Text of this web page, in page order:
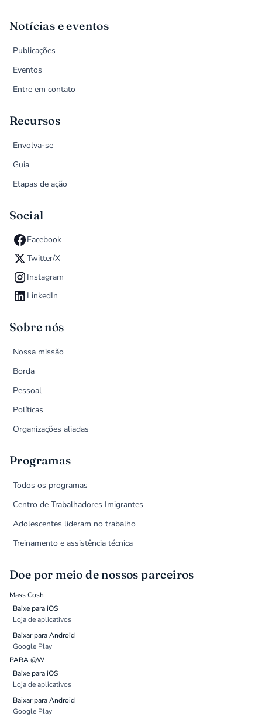
Notícias e eventos
Publicações
Eventos
Entre em contato
Recursos
Envolva-se
Guia
Etapas de ação
Social
Facebook
Twitter/X
Instagram
LinkedIn
Sobre nós
Nossa missão
Borda
Pessoal
Políticas
Organizações aliadas
Programas
Todos os programas
Centro de Trabalhadores Imigrantes
Adolescentes lideram no trabalho
Treinamento e assistência técnica
Doe por meio de nossos parceiros
Mass Cosh
Baixe para iOS
Loja de aplicativos
Baixar para Android
Google Play
PARA @W
Baixe para iOS
Loja de aplicativos
Baixar para Android
Google Play